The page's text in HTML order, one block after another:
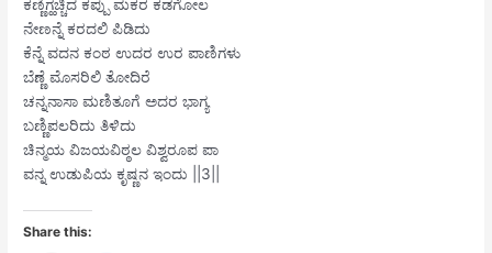
ಕಣ್ಣಿಗ್ಹಚ್ಚಿದ ಕಪ್ಪು ಮಕರ ಕಡಗೋಲ
ನೇಣನ್ನೆ ಕರದಲಿ ಪಿಡಿದು
ಕೆನ್ನೆ ವದನ ಕಂಠ ಉದರ ಉರ ಪಾಣಿಗಳು
ಬೆಣ್ಣೆ ಮೊಸರಿಲಿ ತೋದಿರೆ
ಚನ್ನನಾಸಾ ಮಣಿತೂಗೆ ಅದರ ಭಾಗ್ಯ
ಬಣ್ಣಿಪಲರಿದು ತಿಳಿದು
ಚಿನ್ಮಯ ವಿಜಯವಿಠ್ಠಲ ವಿಶ್ವರೂಪ ಪಾ
ವನ್ನ ಉಡುಪಿಯ ಕೃಷ್ಣನ ಇಂದು ||3||
Share this: